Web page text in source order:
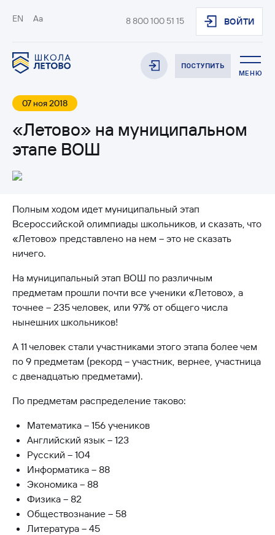
EN Aa 8 800 100 51 15 ВОЙТИ
ПОСТУПИТЬ
МЕНЮ
07 ноя 2018
«Летово» на муниципальном
этапе ВОШ
Полным ходом идет муниципальный этап
Всероссийской олимпиады школьников, и сказать, что
«Летово» представлено на нем – это не сказать
ничего.
На муниципальный этап ВОШ по различным
предметам прошли почти все ученики «Летово», а
точнее – 235 человек, или 97% от общего числа
нынешних школьников!
А 11 человек стали участниками этого этапа более чем
по 9 предметам (рекорд – участник, вернее, участница
с двенадцатью предметами).
По предметам распределение таково:
Математика – 156 учеников
Английский язык – 123
Русский – 104
Информатика – 88
Экономика – 88
Физика – 82
Обществознание – 58
Литература – 45